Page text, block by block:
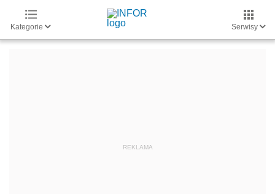
Kategorie Serwisy